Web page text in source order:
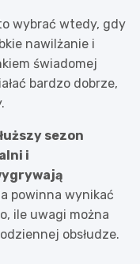
wybrać wtedy, gdy
nawilżanie i
świadomej
bardzo dobrze,
sezon
i
powinna wynikać
ile uwagi można
obsłudze.